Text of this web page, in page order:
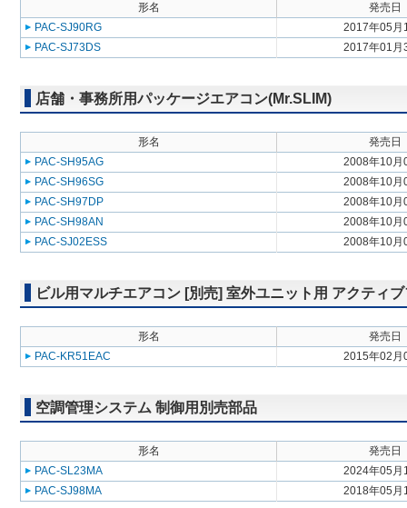
形名
発売日
PAC-SJ90RG
2017年05月
PAC-SJ73DS
2017年01月
店舗・事務所用パッケージエアコン(Mr.SLIM)
形名
発売日
PAC-SH95AG
2008年10月
PAC-SH96SG
2008年10月
PAC-SH97DP
2008年10月
PAC-SH98AN
2008年10月
PAC-SJ02ESS
2008年10月
ビル用マルチエアコン [別売] 室外ユニット用 アクティ
形名
発売日
PAC-KR51EAC
2015年02月
空調管理システム 制御用別売部品
形名
発売日
PAC-SL23MA
2024年05月
PAC-SJ98MA
2018年05月